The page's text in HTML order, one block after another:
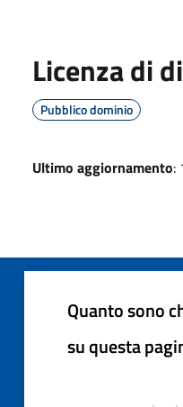
Licenza di
Pubblico dominio
Ultimo aggiornamento:
Quanto sono
su questa